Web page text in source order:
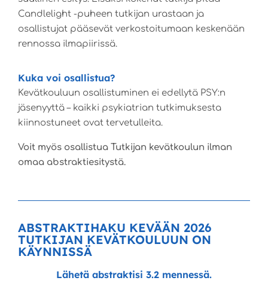
Candlelight -puheen tutkijan urastaan ja
osallistujat pääsevät verkostoitumaan keskenään
rennossa ilmapiirissä.
Kuka voi osallistua?
Kevätkouluun osallistuminen ei edellytä PSY:n
jäsenyyttä – kaikki psykiatrian tutkimuksesta
kiinnostuneet ovat tervetulleita.
Voit myös osallistua Tutkijan kevätkoulun ilman
omaa abstraktiesitystä.
ABSTRAKTIHAKU KEVÄÄN 2026
TUTKIJAN KEVÄTKOULUUN ON
KÄYNNISSÄ
Lähetä abstraktisi 3.2 mennessä.